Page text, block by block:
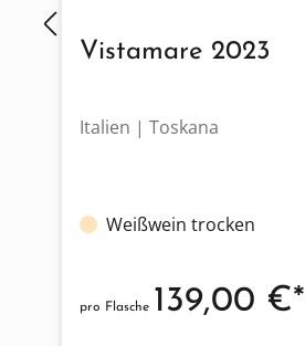
Vistamare 2023
Italien | Toskana
Weißwein trocken
pro Flasche 139,00 €*